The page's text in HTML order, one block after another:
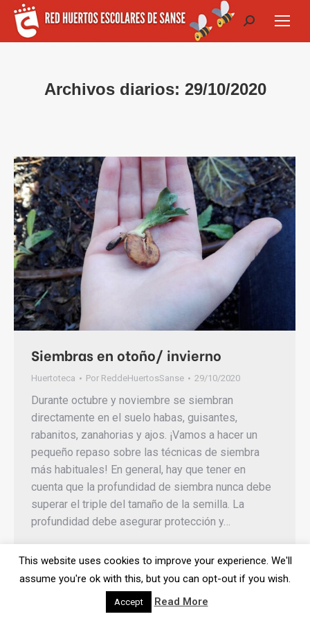
Buscar:
Archivos diarios: 29/10/2020
Siembras en otoño/ invierno
Huertoteca Por ReddeHuertosSanse 29/10/2020
Durante octubre y noviembre se siembran
directamente en el suelo habas, guisantes,
rabanitos, zanahorias y ajos. ¡Vamos a hacer un
pequeño repaso sobre las técnicas de siembra
más habituales! En general, hay que tener en
cuenta que la profundidad de siembra nunca debe
superar el triple del tamaño de la semilla. La
profundidad debe asegurar protección y…
This website uses cookies to improve your experience. We'll
assume you're ok with this, but you can opt-out if you wish.
Accept Read More